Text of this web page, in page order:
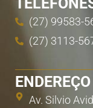
(27) 99583-
(27) 3113-
ENDEREÇO
Av. Silvio